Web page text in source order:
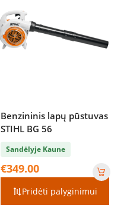
Benzininis lapų pūstuvas
STIHL BG 56
Sandėlyje Kaune
€349.00
Pridėti palyginimui